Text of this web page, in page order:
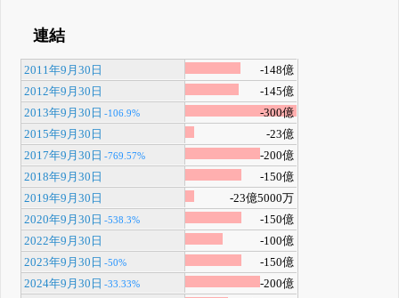
連結
2011年9月30日
-148億
2012年9月30日
-145億
2013年9月30日 -106.9%
-300億
2015年9月30日
-23億
2017年9月30日 -769.57%
-200億
2018年9月30日
-150億
2019年9月30日
-23億5000万
2020年9月30日 -538.3%
-150億
2022年9月30日
-100億
2023年9月30日 -50%
-150億
2024年9月30日 -33.33%
-200億